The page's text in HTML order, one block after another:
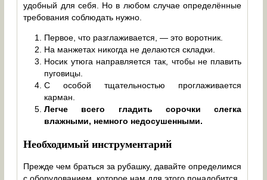
удобный для себя. Но в любом случае определённые
требования соблюдать нужно.
Первое, что разглаживается, — это воротник.
На манжетах никогда не делаются складки.
Носик утюга направляется так, чтобы не плавить
пуговицы.
С особой тщательностью проглаживается
карман.
Легче всего гладить сорочки слегка
влажными, немного недосушенными.
Необходимый инструментарий
Прежде чем браться за рубашку, давайте определимся
с оборудованием, которое нам для этого понадобится.